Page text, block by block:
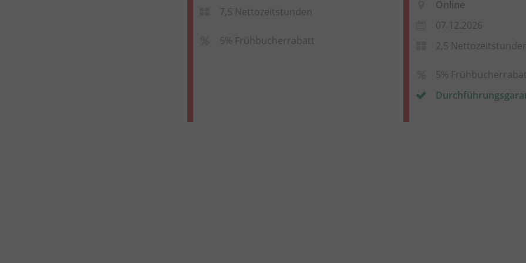
7,5 Nettozeitstunden
5% Frühbucherrabatt
Online
07.12.2026
2,5
5%